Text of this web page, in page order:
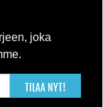
joka
TILAA NYT!